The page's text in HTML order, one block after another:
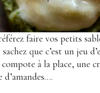
faire vos petits
que c’est un jeu
à la place, une
d’amandes….